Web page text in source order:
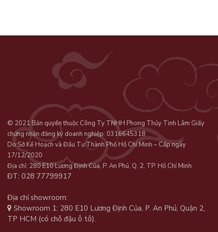
© 2021 Bản quyền thuộc Công Ty TNHH Phong Thủy Tinh Lâm Giấy
chứng nhận đăng ký doanh nghiệp: 0316645318
Do Sở Kế Hoạch và Đầu Tư Thành Phố Hồ Chí Minh – Cấp ngày
17/12/2020
Địa chỉ: 280 E10 Lương Định Của, P. An Phú, Q. 2, TP. Hồ Chí Minh.
ĐT: 028 77799917
Địa chỉ showroom:
Showroom 1: 280 E10 Lương Định Của, P. An Phú, Quận 2,
TP HCM (có chỗ đậu ô tô).